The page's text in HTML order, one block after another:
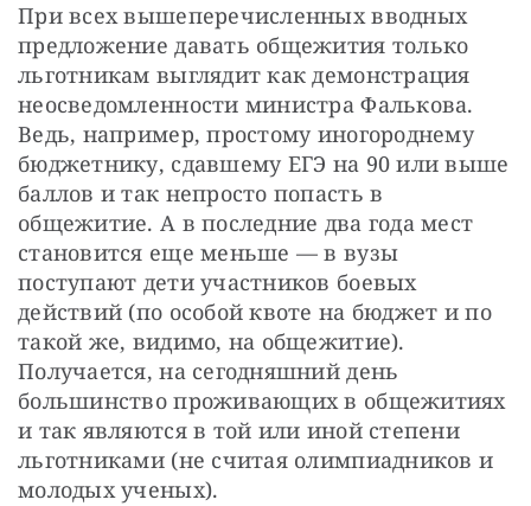
При всех вышеперечисленных вводных
предложение давать общежития только
льготникам выглядит как демонстрация
неосведомленности министра Фалькова.
Ведь, например, простому иногороднему
бюджетнику, сдавшему ЕГЭ на 90 или выше
баллов и так непросто попасть в
общежитие. А в последние два года мест
становится еще меньше — в вузы
поступают дети участников боевых
действий (по особой квоте на бюджет и по
такой же, видимо, на общежитие).
Получается, на сегодняшний день
большинство проживающих в общежитиях
и так являются в той или иной степени
льготниками (не считая олимпиадников и
молодых ученых).